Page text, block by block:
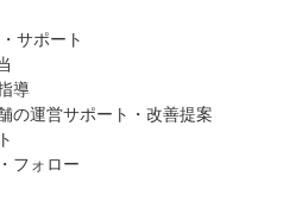
サポート
導
の運営サポート・改善提案
フォロー